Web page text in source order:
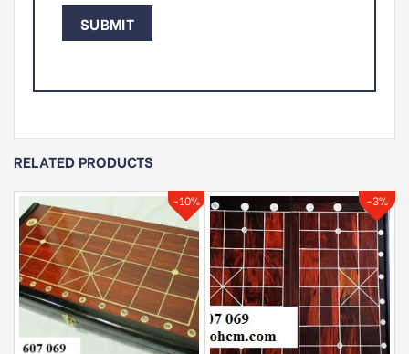
RELATED PRODUCTS
-10% -3%